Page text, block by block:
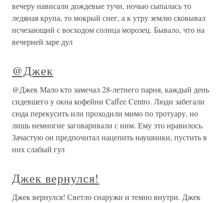
вечеру нависали дождевые тучи, ночью сыпалась то
ледяная крупа, то мокрый снег, а к утру землю сковывал
исчезающий с восходом солнца морозец. Бывало, что на
вечерней заре дул
@Джек
@Джек Мало кто замечал 28-летнего парня, каждый день
сидевшего у окна кофейни Caffee Centro. Люди забегали
сюда перекусить или проходили мимо по тротуару, но
лишь немногие заговаривали с ним. Ему это нравилось.
Зачастую он предпочитал нацепить наушники, пустить в
них слабый гул
Джек вернулся!
Джек вернулся! Светло снаружи и темно внутри. Джек